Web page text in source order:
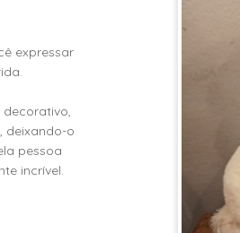
expressar
deixando-o
pessoa
incrível.